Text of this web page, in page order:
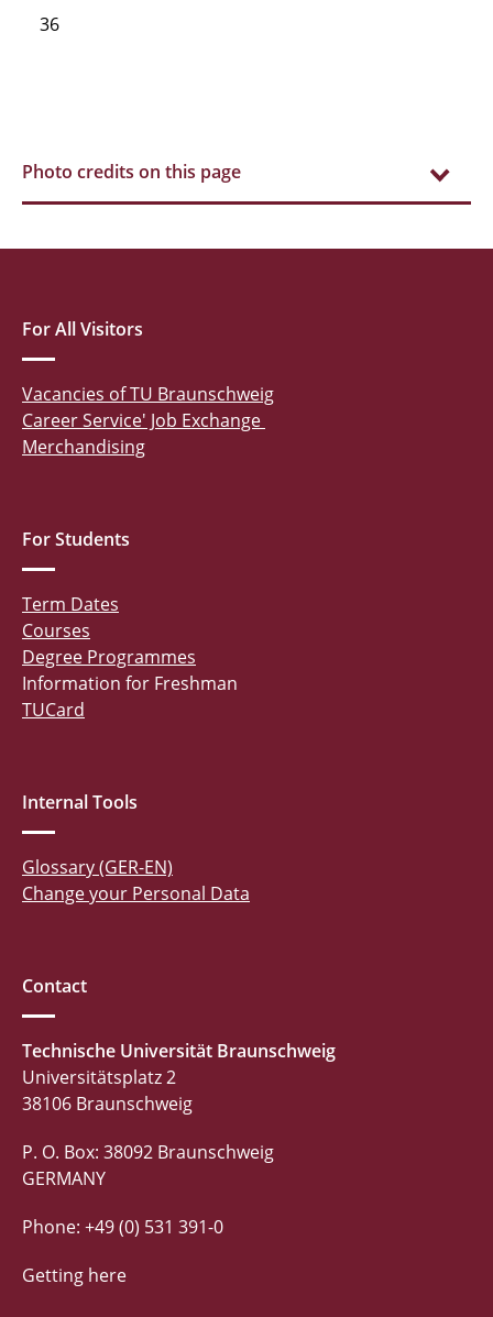
36
Photo credits on this page
For All Visitors
Vacancies of TU Braunschweig
Career Service' Job Exchange
Merchandising
For Students
Term Dates
Courses
Degree Programmes
Information for Freshman
TUCard
Internal Tools
Glossary (GER-EN)
Change your Personal Data
Contact
Technische Universität Braunschweig
Universitätsplatz 2
38106 Braunschweig
P. O. Box: 38092 Braunschweig
GERMANY
Phone: +49 (0) 531 391-0
Getting here